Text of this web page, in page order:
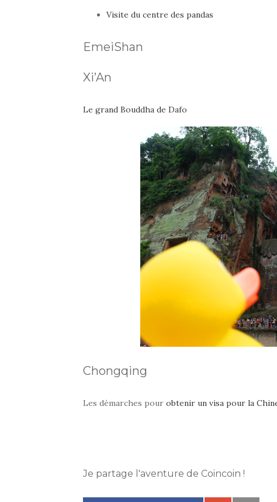
Visite du centre des pandas
EmeiShan
Xi’An
Le grand Bouddha de Dafo
Chongqing
Les démarches pour obtenir un visa pour la
Je partage l'aventure de Coincoin !